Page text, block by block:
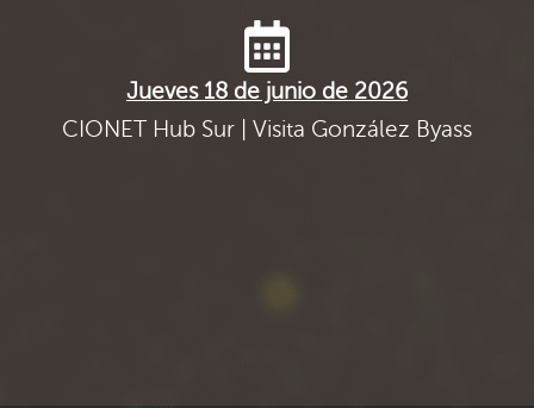
Jueves 18 de junio de 2026
CIONET Hub Sur | Visita González Byass